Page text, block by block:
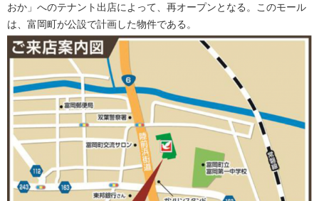
おか」へのテナント出店によって、再オープンとなる。このモール
は、富岡町が公設で計画した物件である。